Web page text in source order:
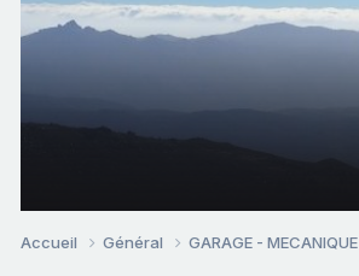
Accueil Général GARAGE - MECANIQUE